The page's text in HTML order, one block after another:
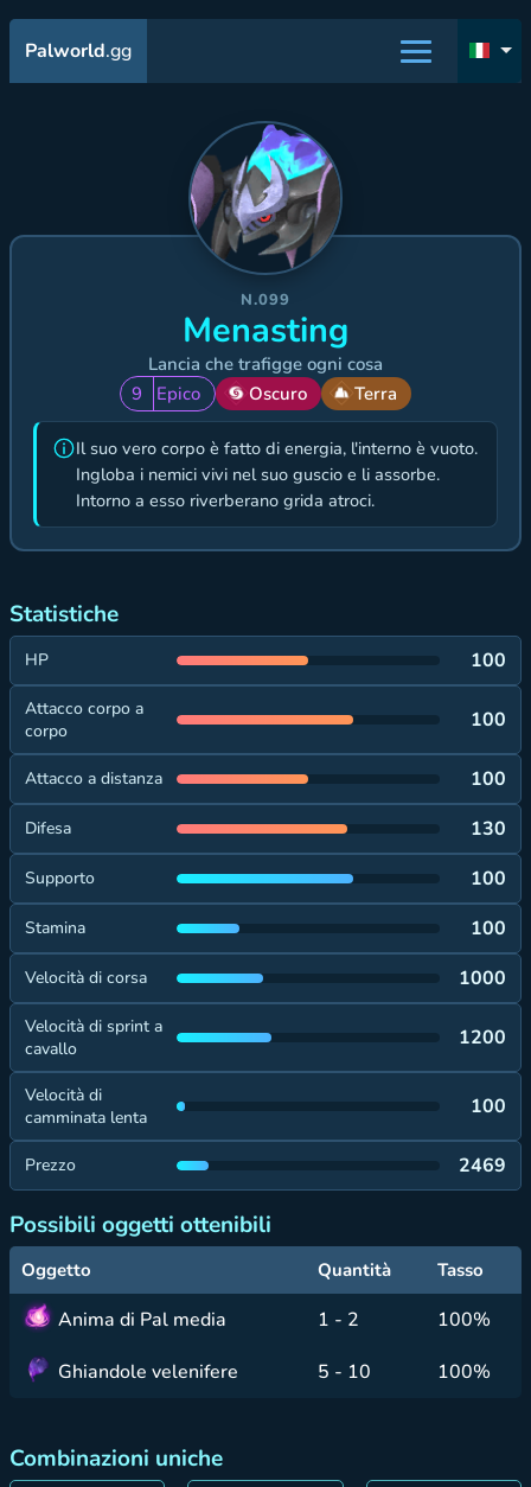
Palworld.gg
N.099
Menasting
Lancia che trafigge ogni cosa
9
Epico Oscuro Terra
Il suo vero corpo è fatto di energia, l'interno è vuoto.
Ingloba i nemici vivi nel suo guscio e li assorbe.
Intorno a esso riverberano grida atroci.
Statistiche
HP 100
Attacco corpo a
corpo
100
Attacco a distanza 100
Difesa 130
Supporto 100
Stamina 100
Velocità di corsa 1000
Velocità di sprint a
cavallo
1200
Velocità di
camminata lenta
100
Prezzo 2469
Possibili oggetti ottenibili
Oggetto Quantità Tasso
Anima di Pal media 1 - 2
100%
Ghiandole velenifere
5 - 10 100%
Combinazioni uniche